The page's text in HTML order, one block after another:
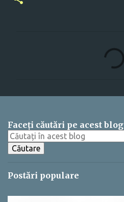
a
r
i
Faceți căutări pe acest blog
Postări populare